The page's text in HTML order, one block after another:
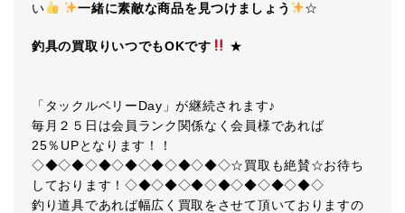
い
一緒に素敵な商品を見つけましょう ☆
釣具の買取りいつでもOKです ★
「タックルベリーDay」が継続されます♪
毎月２５日は会員ランク関係なく会員様であれば
25％UPとなります！！
◇◆◇◆◇◆◇◆◇◆◇◆◇◆◇☆買取も絶賛☆お待ち
しております！◇◆◇◆◇◆◇◆◇◆◇◆◇◆◇
釣り道具であれば幅広く買取をさせて頂いておりますの